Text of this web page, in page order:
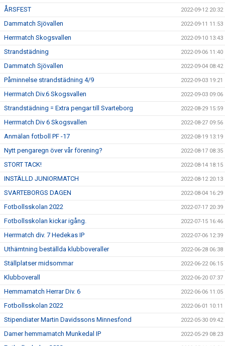
ÅRSFEST 2022-09-12 20:32
Dammatch Sjövallen 2022-09-11 11:53
Herrmatch Skogsvallen 2022-09-10 13:43
Strandstädning 2022-09-06 11:40
Dammatch Sjövallen 2022-09-04 08:42
Påminnelse strandstädning 4/9 2022-09-03 19:21
Herrmatch Div.6 Skogsvallen 2022-09-03 09:06
Strandstädning = Extra pengar till Svarteborg 2022-08-29 15:59
Herrmatch Div 6 Skogsvallen 2022-08-27 09:56
Anmälan fotboll PF -17 2022-08-19 13:19
Nytt pengaregn över vår förening? 2022-08-17 08:35
STORT TACK! 2022-08-14 18:15
INSTÄLLD JUNIORMATCH 2022-08-12 20:13
SVARTEBORGS DAGEN 2022-08-04 16:29
Fotbollsskolan 2022 2022-07-17 20:39
Fotbollsskolan kickar igång. 2022-07-15 16:46
Herrmatch div. 7 Hedekas IP 2022-07-06 12:39
Uthämtning beställda klubboveraller 2022-06-28 06:38
Ställplatser midsommar 2022-06-22 06:15
Klubboverall 2022-06-20 07:37
Hemmamatch Herrar Div. 6 2022-06-06 11:05
Fotbollsskolan 2022 2022-06-01 10:11
Stipendiater Martin Davidssons Minnesfond 2022-05-30 09:42
Damer hemmamatch Munkedal IP 2022-05-29 08:23